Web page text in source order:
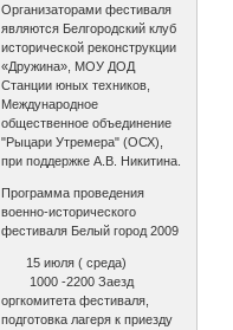
Организаторами фестиваля
являются Белгородский клуб
исторической реконструкции
«Дружина», МОУ ДОД
Станции юных техников,
Международное
общественное объединение
"Рыцари Утремера" (ОСХ),
при поддержке А.В. Никитина.
Программа проведения
военно-исторического
фестиваля Белый город 2009
15 июля ( среда)
1000 -2200 Заезд
оргкомитета фестиваля,
подготовка лагеря к приезду